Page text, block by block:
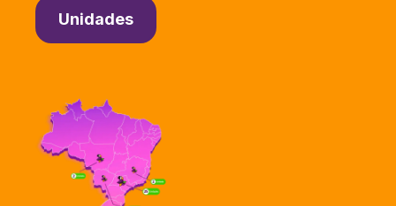
Unidades